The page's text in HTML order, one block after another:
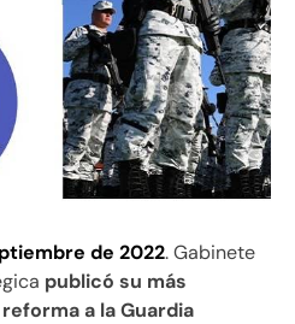
de 2022. Gabinete
publicó su más
a la Guardia